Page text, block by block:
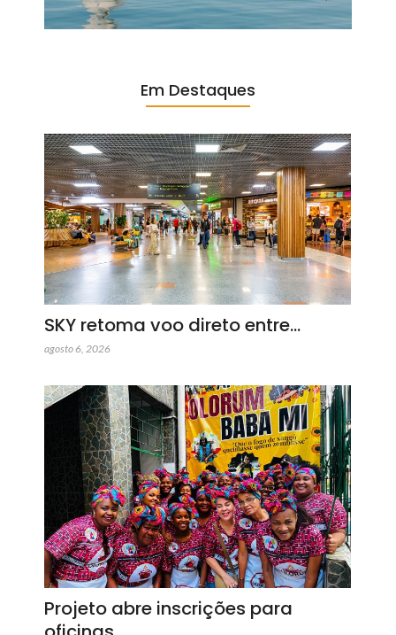
Em Destaques
SKY retoma voo direto entre…
agosto 6, 2026
Projeto abre inscrições para